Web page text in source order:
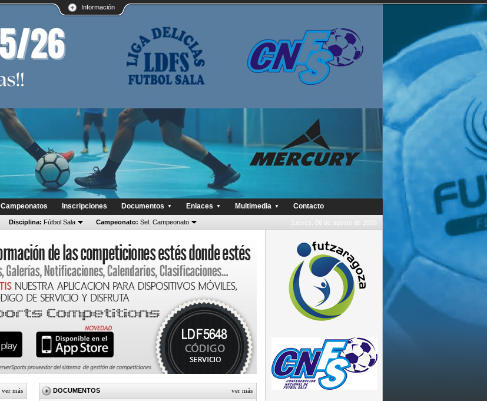
Información
Campeonatos Inscripciones Documentos ▼ Enlaces ▼ Multimedia ▼ Contacto
Jueves, 06 de agosto de 2026
Disciplina: Fútbol Sala Campeonato: Sel. Campeonato
ver más DOCUMENTOS ver más